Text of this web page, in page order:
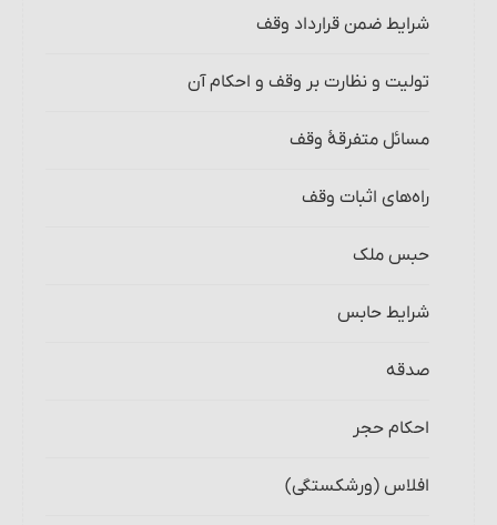
شرایط ضمن قرارداد وقف
تولیت و نظارت بر وقف و احکام آن
مسائل متفرقۀ وقف‏
راه‌های اثبات وقف
حبس ملک
شرایط حابس‏
صدقه
احکام حجر
افلاس (ورشکستگی)